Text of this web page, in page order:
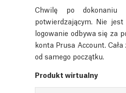
Chwilę po
potwierdzającym. Nie
logowanie odbywa się za
konta Prusa Account.
od samego początku.
Produkt wirtualny